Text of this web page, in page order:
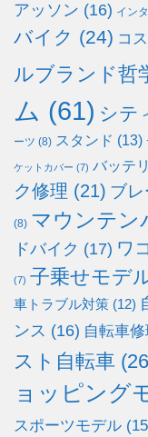
アッソン (16) イン
バイク (24) コ
ルブランド哲
ム (61) シテ
ーツ (8) スタンド (13)
ケットカバー (7) バッテ
ク修理 (21) ブレ
(8) マウンテン
ドバイク (17) ワ
(7) 子乗せモデ
車トラブル対策 (12)
ンス (16) 自転車修
スト自転車
ョッピング
スポーツモデル